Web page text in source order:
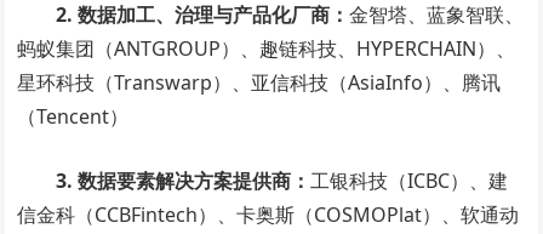
2. 数据加工、治理与产品化厂商：金智塔、蓝象智联、
蚂蚁集团（ANTGROUP）、趣链科技、HYPERCHAIN）、
星环科技（Transwarp）、亚信科技（AsiaInfo）、腾讯
（Tencent）
3. 数据要素解决方案提供商：工银科技（ICBC）、建
信金科（CCBFintech）、卡奥斯（COSMOPlat）、软通动